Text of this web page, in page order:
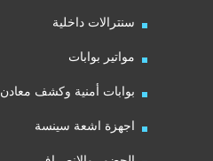
سنترالات داخلية
مواتير بوابات
بوابات أمنية وكشف معادن
اجهزة اشعة سينسة